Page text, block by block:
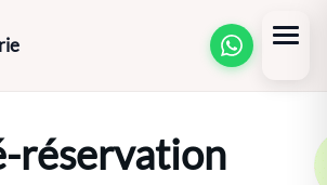
réservation